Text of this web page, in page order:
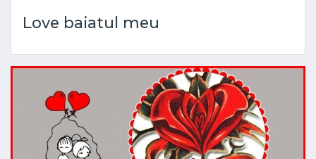
Love baiatul meu